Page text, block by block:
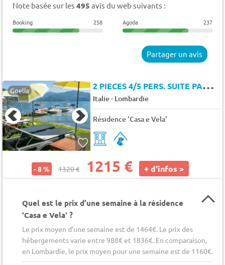
Note basée sur les 495 avis du web suivants :
Booking 258 Agoda 237
Partager un avis
Goelia 2
PIECES 4/5 PERS. SUITE PANORAMIQUE
Italie- Lombardie
Résidence 'Casa e Vela'
- 8 % 1320 € 1215 € + d'infos >
Quel est le prix d’une semaine à la résidence
'Casa e Vela' ?
Le prix moyen d’une semaine est de 1464€. Le prix des
hébergements varie entre 988€ et 1836€. En comparaison,
en Lombardie, le prix moyen pour une semaine est de 1160€.